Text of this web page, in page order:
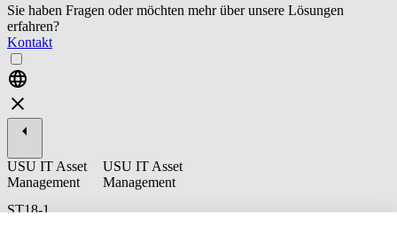
Sie haben Fragen oder möchten mehr über unsere Lösungen
erfahren?
Kontakt
USU IT Asset
Management
ST18-1
USU IT Asset
Management